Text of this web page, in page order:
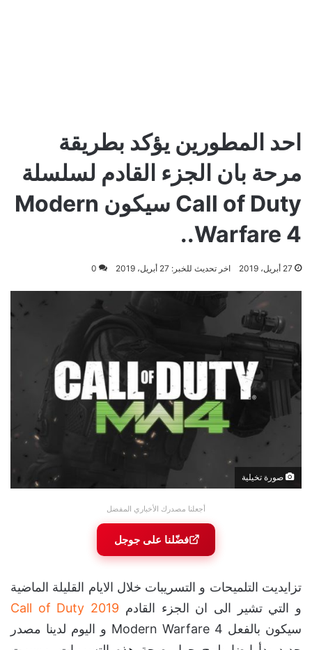
احد المطورين يؤكد بطريقة
مرحة بان الجزء القادم لسلسلة
Call of Duty سيكون Modern
Warfare 4..
27 أبريل، 2019 اخر تحديث للخبر: 27 أبريل، 2019 0
صورة تخيلية
أجعلنا مصدرك الأخباري المفضل
فضّلنا على جوجل
تزايديت التلميحات و التسريبات خلال الايام القليلة الماضية
و التي تشير الى ان الجزء القادم Call of Duty 2019
سيكون بالفعل Modern Warfare 4 و اليوم لدينا مصدر